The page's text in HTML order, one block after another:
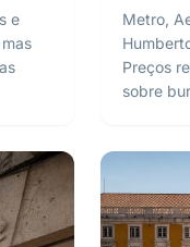
e
Metro,
Preços
sobre